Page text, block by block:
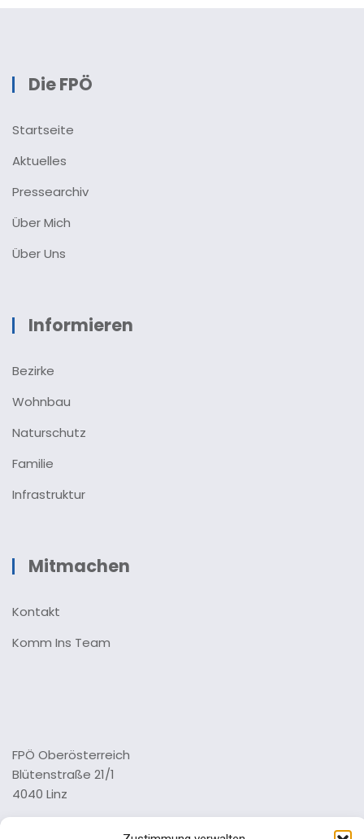
Die FPÖ
Startseite
Aktuelles
Pressearchiv
Über Mich
Über Uns
Informieren
Bezirke
Wohnbau
Naturschutz
Familie
Infrastruktur
Mitmachen
Kontakt
Komm Ins Team
FPÖ Oberösterreich
Blütenstraße 21/1
4040 Linz